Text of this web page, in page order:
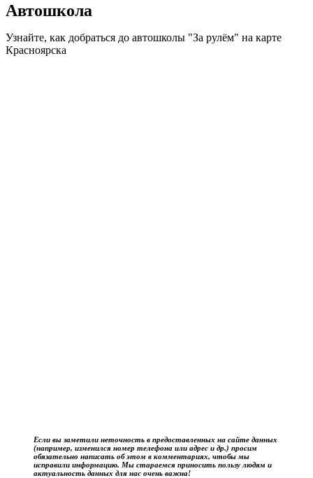
Автошкола
Узнайте, как добраться до автошколы "За рулём" на карте
Красноярска
Если вы заметили неточность в предоставленных на сайте данных
(например, изменился номер телефона или адрес и др.) просим
обязательно написать об этом в комментариях, чтобы мы
исправили информацию. Мы стараемся приносить пользу людям и
актуальность данных для нас очень важна!